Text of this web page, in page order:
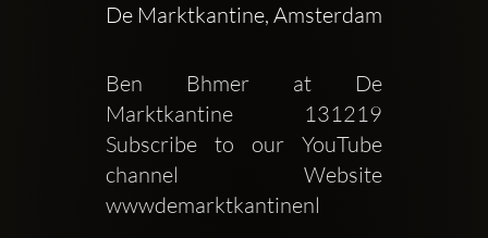
De Marktkantine, Amsterdam
Ben Bhmer at De
Marktkantine  131219
Subscribe to our YouTube
channel   Website
wwwdemarktkantinenl